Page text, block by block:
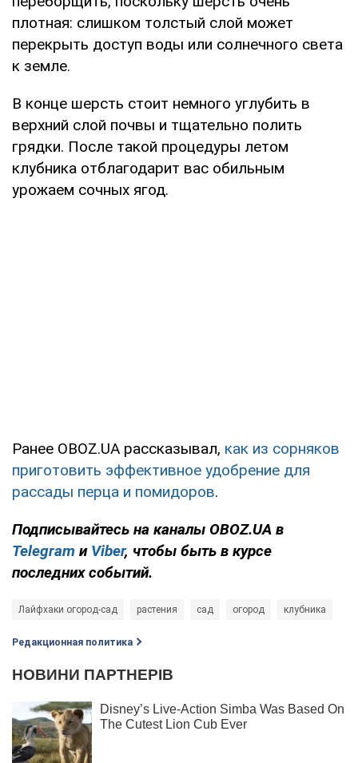
плотная: слишком толстый слой может
перекрыть доступ воды или солнечного света
к земле.
В конце шерсть стоит немного углубить в
верхний слой почвы и тщательно полить
грядки. После такой процедуры летом
клубника отблагодарит вас обильным
урожаем сочных ягод.
Ранее OBOZ.UA рассказывал, как из сорняков
приготовить эффективное удобрение для
рассады перца и помидоров.
Подписывайтесь на каналы OBOZ.UA в
Telegram и Viber, чтобы быть в курсе
последних событий.
Лайфхаки огород-сад растения сад огород клубника
Редакционная политика